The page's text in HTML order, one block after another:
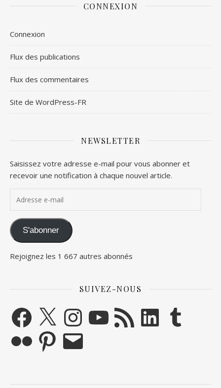
CONNEXION
Connexion
Flux des publications
Flux des commentaires
Site de WordPress-FR
NEWSLETTER
Saisissez votre adresse e-mail pour vous abonner et
recevoir une notification à chaque nouvel article.
S'abonner
Rejoignez les 1 667 autres abonnés
SUIVEZ-NOUS
Facebook
X InstagramYouTubeFlux RSSLinkedIn Tumblr
PinterestE-mail